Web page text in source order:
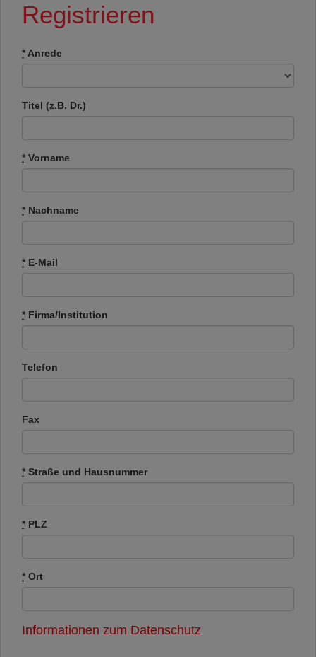
Registrieren
* Anrede
Titel (z.B. Dr.)
* Vorname
* Nachname
* E-Mail
* Firma/Institution
Telefon
Fax
* Straße und Hausnummer
* PLZ
* Ort
Informationen zum Datenschutz